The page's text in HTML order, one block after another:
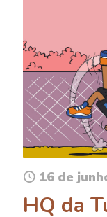
16 de
HQ da